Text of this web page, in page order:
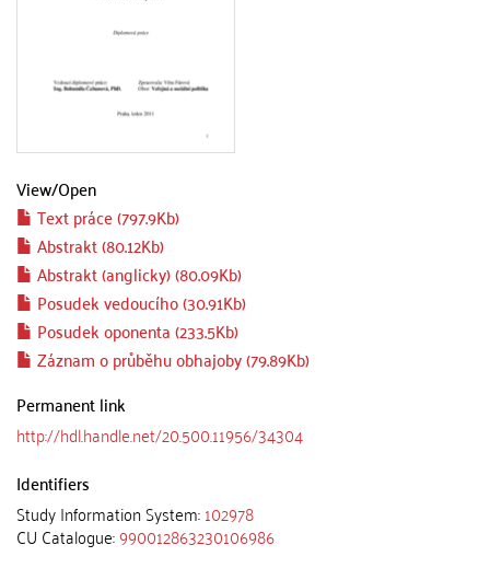
View/Open
Text práce (797.9Kb)
Abstrakt (80.12Kb)
Abstrakt (anglicky) (80.09Kb)
Posudek vedoucího (30.91Kb)
Posudek oponenta (233.5Kb)
Záznam o průběhu obhajoby (79.89Kb)
Permanent link
http://hdl.handle.net/20.500.11956/34304
Identifiers
Study Information System:102978
CU Catalogue:990012863230106986